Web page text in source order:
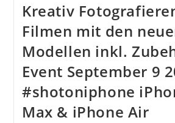
Kreativ
Filmen mit den
Modellen inkl.
Event September 9
#shotoniphone
Max & iPhone Air